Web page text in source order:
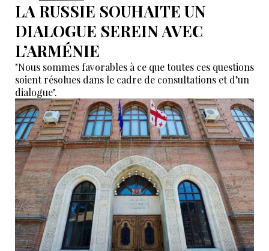
LA RUSSIE SOUHAITE UN
DIALOGUE SEREIN AVEC
L’ARMÉNIE
"Nous sommes favorables à ce que toutes ces questions
soient résolues dans le cadre de consultations et d’un
dialogue".